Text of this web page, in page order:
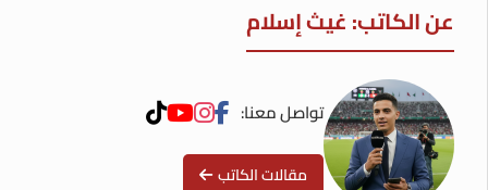
عن الكاتب: غيث إسلام
تواصل معنا:
مقالات الكاتب